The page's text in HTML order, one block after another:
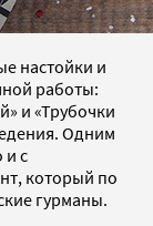
настойки и
работы:
и «Трубочки
Одним
и с
который по
гурманы.